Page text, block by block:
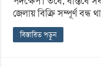
জেলায় বিক্রি সম্পূর্ণ
বিস্তারিত পড়ুন